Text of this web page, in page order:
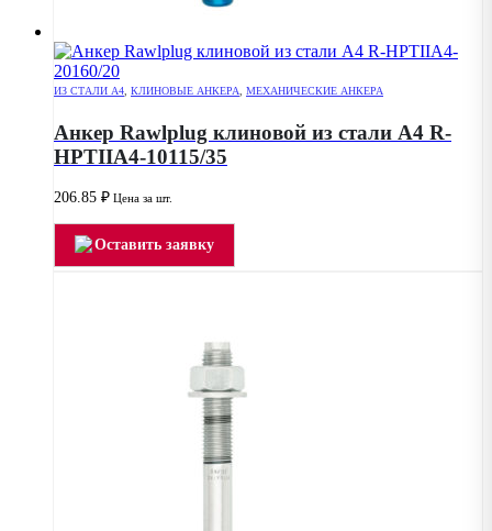
ИЗ СТАЛИ А4 КЛИНОВЫЕ АНКЕРА МЕХАНИЧЕСКИЕ АНКЕРА
Анкер Rawlplug клиновой из стали А4 R-
HPTIIA4-10115/35
206.85 ₽ Цена за шт.
Оставить заявку